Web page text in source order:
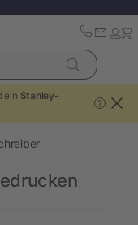
ein Stanley-
?